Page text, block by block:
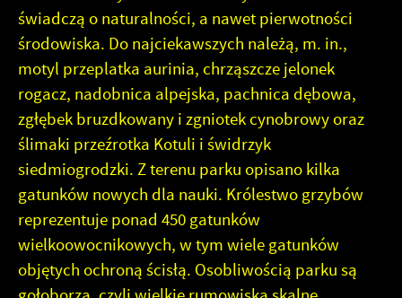
świadczą o naturalności, a nawet pierwotności
środowiska. Do najciekawszych należą, m. in.,
motyl przeplatka aurinia, chrząszcze jelonek
rogacz, nadobnica alpejska, pachnica dębowa,
zgłębek bruzdkowany i zgniotek cynobrowy oraz
ślimaki przeźrotka Kotuli i świdrzyk
siedmiogrodzki. Z terenu parku opisano kilka
gatunków nowych dla nauki. Królestwo grzybów
reprezentuje ponad 450 gatunków
wielkoowocnikowych, w tym wiele gatunków
objętych ochroną ścisłą. Osobliwością parku są